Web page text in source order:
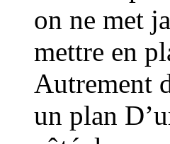
on ne met
mettre en
Autrement
un plan